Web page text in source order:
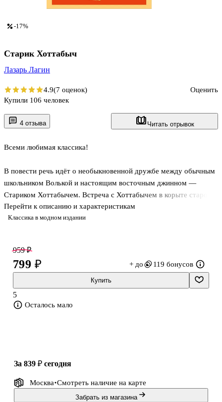
4 отзыва Читать отрывок
Классика в модном издании
Всеми любимая классика!
В повести речь идёт о необыкновенной дружбе между обычным
школьником Волькой и настоящим восточным джинном —
Стариком Хоттабычем. Встреча с Хоттабычем в корыте старой
баньки изменит жизнь Вольки кардинально.
и людей.
Перейти к описанию и характеристикам
-17%
Старик Хоттабыч
Лазарь Лагин
4.9(7 оценок)
Оценить
Купили 106 человек
959 ₽
799 ₽ + до 119 бонусов
Купить
5
Осталось мало
за 839 ₽ сегодня
Москва Смотреть наличие на карте
Забрать из магазина